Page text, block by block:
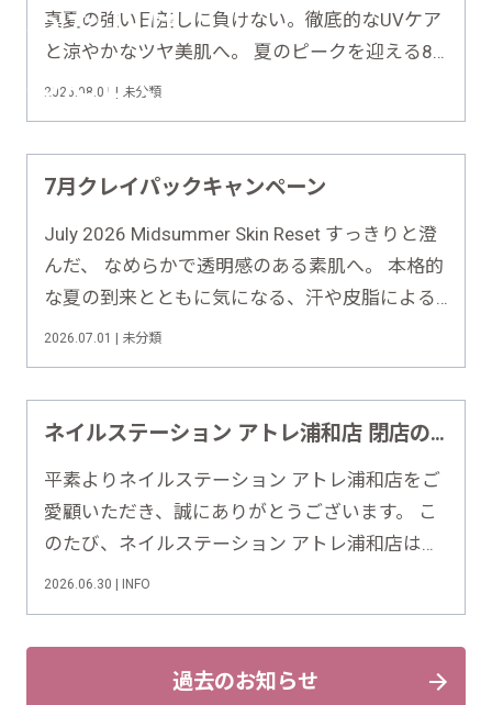
真夏の強い日差しに負けない。徹底的なUVケア
と涼やかなツヤ美肌へ。 夏のピークを迎える8
月。汗や皮脂によるメイク崩れや紫外線ダメー
け……
2026.08.01 | 未分類
7月クレイパックキャンペーン
July 2026 Midsummer Skin Reset すっきりと澄
んだ、 なめらかで透明感のある素肌へ。 本格的
な夏の到来とともに気になる、汗や皮脂による
ベタつき・くすみをすっきりリセット。クリア
な素肌で夏を軽やかに楽しみましょう。 This
2026.07.01 | 未分類
ネイルステーション アトレ浦和店 閉店のお知らせ
平素よりネイルステーション アトレ浦和店をご
愛顧いただき、誠にありがとうございます。 こ
のたび、ネイルステーション アトレ浦和店は、
2026年7月29日（水）をもちまして営業を終了
タッフ一同心より感謝申……
2026.06.30 | INFO
過去のお知らせ